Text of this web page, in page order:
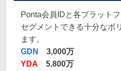
Ponta会員IDと各プラット
セグメントできる十分なボ
ます。
GDN
3,000万
YDA
5,800万